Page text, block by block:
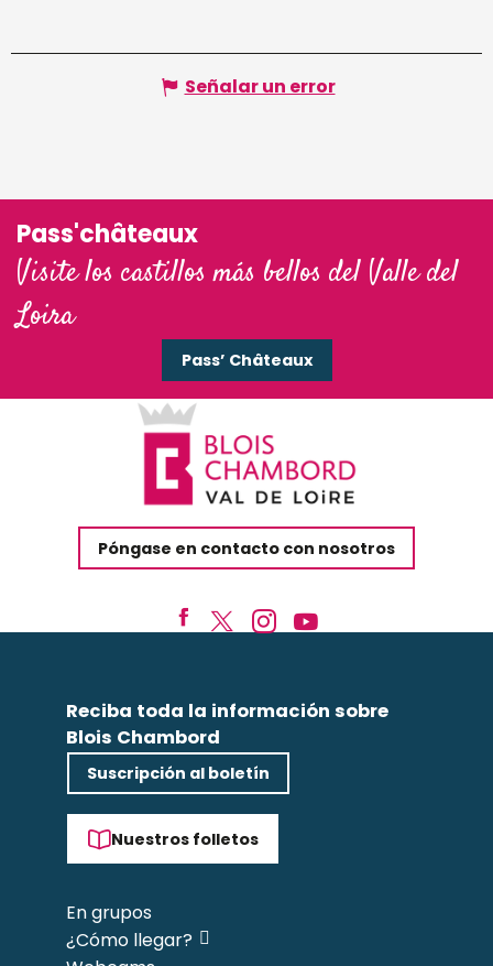
Señalar un error
Pass'châteaux
Visite los castillos más bellos del Valle del
Loira
Pass’ Châteaux
Póngase en contacto con nosotros
Reciba toda la información sobre
Blois Chambord
Suscripción al boletín
Nuestros folletos
En grupos
¿Cómo llegar?